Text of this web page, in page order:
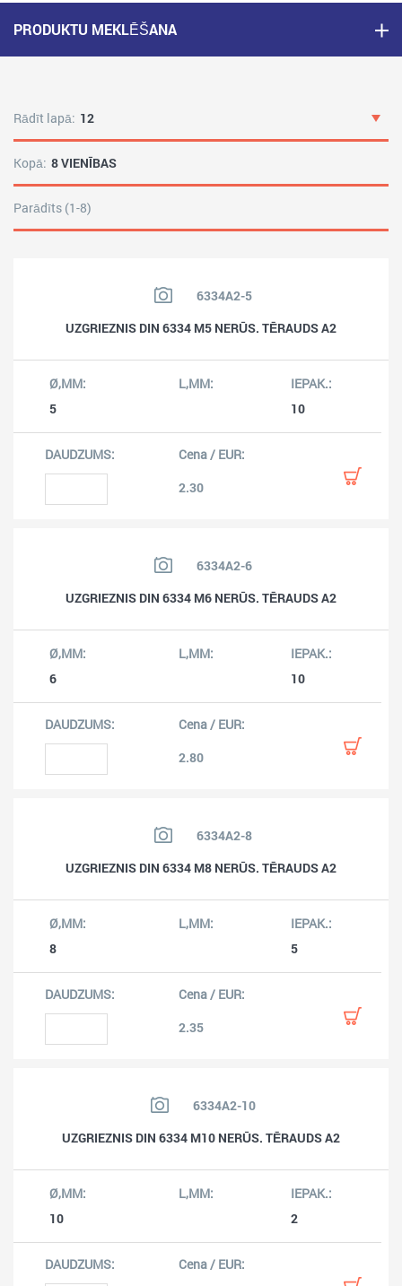
PRODUKTU MEKLĒŠANA
Rādīt lapā: 12
Kopā: 8 VIENĪBAS
Parādīts (1-8)
6334A2-5
UZGRIEZNIS DIN 6334 M5 NERŪS. TĒRAUDS A2
5 10
2.30
6334A2-6
UZGRIEZNIS DIN 6334 M6 NERŪS. TĒRAUDS A2
6 10
2.80
6334A2-8
UZGRIEZNIS DIN 6334 M8 NERŪS. TĒRAUDS A2
8 5
2.35
6334A2-10
UZGRIEZNIS DIN 6334 M10 NERŪS. TĒRAUDS A2
10 2